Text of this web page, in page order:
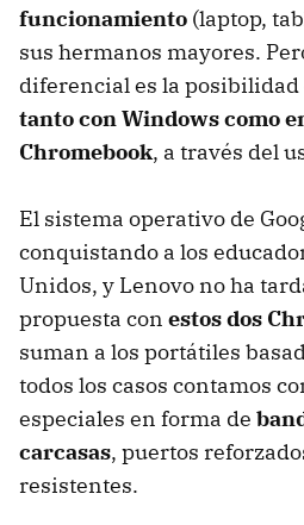
funcionamiento (laptop,
sus hermanos mayores.
diferencial es la
tanto con Windows como
Chromebook, a través del
El sistema operativo de
conquistando a los
Unidos, y Lenovo no ha
propuesta con estos dos
suman a los portátiles
todos los casos contamos
especiales en forma de
carcasas, puertos
resistentes.